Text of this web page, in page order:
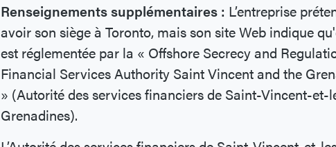
Renseignements supplémentaires : L’entreprise
avoir son siège à Toronto, mais son site Web indique
est réglementée par la « Offshore Secrecy and
Financial Services Authority Saint Vincent and the
» (Autorité des services financiers de Saint-Vincent-et-
Grenadines).